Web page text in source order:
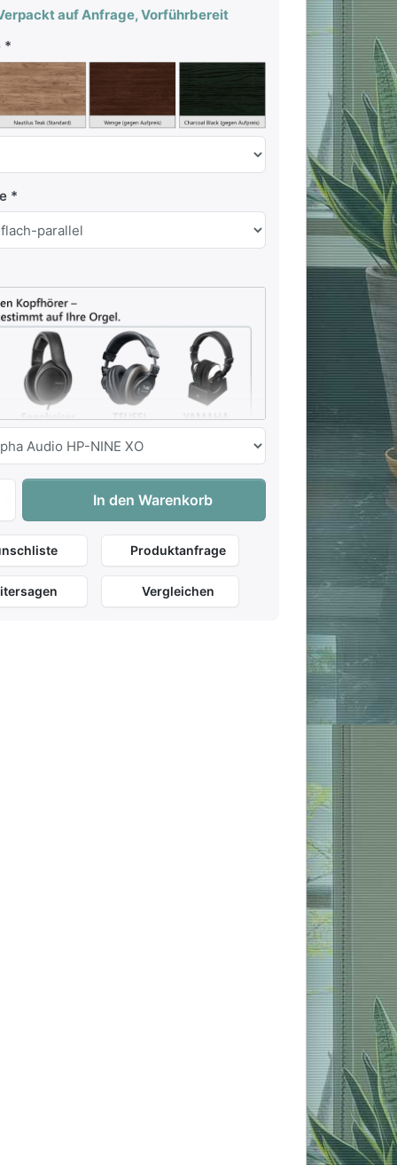
auf Anfrage, Vorführbereit
Alpha-Audio HD 200 Pro HD 400 Pro
249 €: 179 €
Offen Geschlossen
Offen
120 Ohm
6-38kHz
240g
Johannus Studio P360 zu 9.350,00 €, Menge 1.
In den Warenkorb
Produktanfrage
Vergleichen